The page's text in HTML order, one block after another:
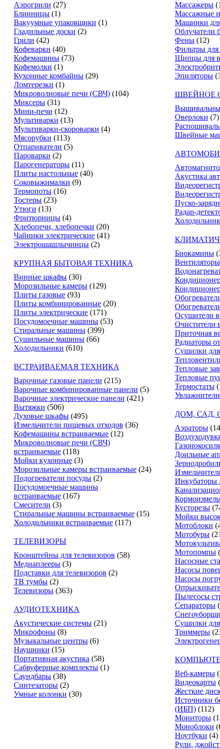
Аэрогрили (27)
Блинницы (1)
Вакуумные упаковщики (1)
Гладильные доски (2)
Грили (42)
Кофеварки (40)
Кофемашины (73)
Кофемолки (1)
Кухонные комбайны (29)
Ломтерезки (1)
Микроволновые печи (СВЧ) (104)
Миксеры (31)
Мини-печи (12)
Мультиварки (13)
Мультиварки-скороварки (4)
Мясорубки (113)
Отпариватели (5)
Пароварки (2)
Парогенераторы (11)
Плиты настольные (40)
Соковыжималки (9)
Термопоты (16)
Тостеры (23)
Утюги (13)
Фритюрницы (4)
Хлебопечи, хлебопечки (20)
Чайники электрические (41)
Электрошашлычницы (2)
КРУПНАЯ БЫТОВАЯ ТЕХНИКА
Винные шкафы (30)
Морозильные камеры (129)
Плиты газовые (93)
Плиты комбинированные (20)
Плиты электрические (171)
Посудомоечные машины (53)
Стиральные машины (399)
Сушильные машины (66)
Холодильники (610)
ВСТРАИВАЕМАЯ ТЕХНИКА
Варочные газовые панели (215)
Варочные комбинированные панели (5)
Варочные электрические панели (421)
Вытяжки (506)
Духовые шкафы (495)
Измельчители пищевых отходов (36)
Кофемашины встраиваемые (12)
Микроволновые печи (СВЧ)
встраиваемые (118)
Мойки кухонные (3)
Морозильные камеры встраиваемые (24)
Подогреватели посуды (2)
Посудомоечные машины
встраиваемые (167)
Смесители (3)
Стиральные машины встраиваемые (15)
Холодильники встраиваемые (117)
ТЕЛЕВИЗОРЫ
Кронштейны для телевизоров (58)
Медиаплееры (3)
Подставки для телевизоров (2)
ТВ тумбы (2)
Телевизоры (363)
АУДИОТЕХНИКА
Акустические системы (21)
Микрофоны (8)
Музыкальные центры (6)
Наушники (15)
Портативная акустика (58)
Сабвуферные комплекты (1)
Саундбары (38)
Синтезаторы (2)
Умные колонки (30)
Массажеры
Массажные
Машинки
Облучатели
Фены (12)
Фильтры
Щипцы для
Эпиляторы
ШВЕЙНОЕ
Оверлоки (7)
Швейные
Акустика
Пуско-
Радар-
Биокамины
Вентиляторы
Осушители
Очистители
Приточная
Радиаторы
Сушилки
Тепловые
Тепловые
Термостаты
ДОМ, САД,
Аэраторы
Доильные
Инкубаторы
Кусторезы
Мойки
Мотоблоки
Мотобуры
Мотопомпы
Насосные
Насосы
Насосы
Пылесосы
Сепараторы
Сушилки
Триммеры
Веб-камеры
Видеокарты
Жесткие
Источники
(ИБП) (112)
Мониторы
Моноблоки
Ноутбуки (4)
Рули,